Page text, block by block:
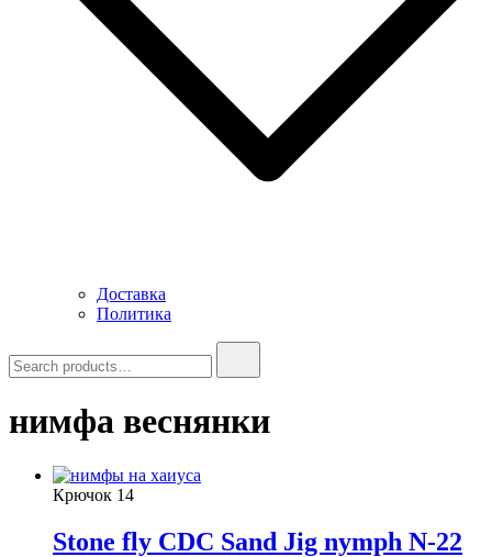
Доставка
Политика
for:
нимфа веснянки
Крючок 14
Stone fly CDC Sand Jig nymph N-22